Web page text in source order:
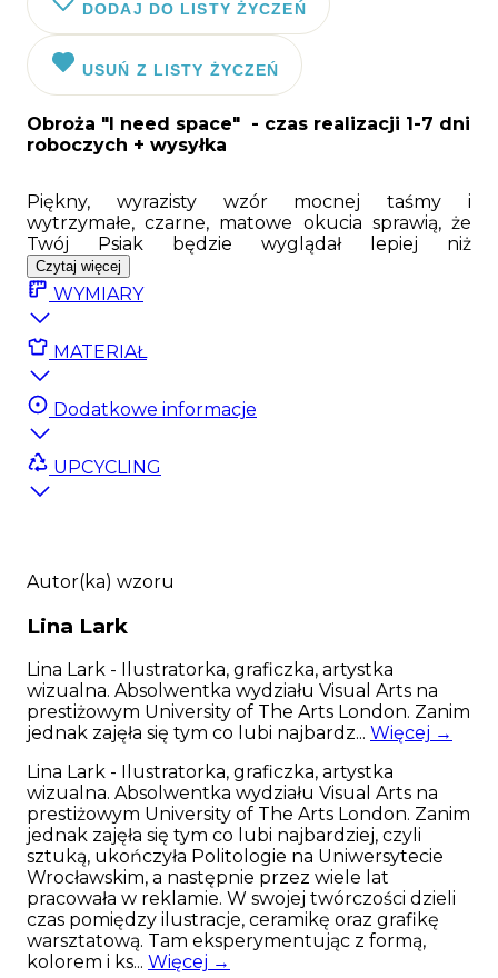
DODAJ DO LISTY ŻYCZEŃ
USUŃ Z LISTY ŻYCZEŃ
Obroża "I need space" - czas realizacji 1-7 dni
roboczych + wysyłka
Piękny, wyrazisty wzór mocnej taśmy i
wytrzymałe, czarne, matowe okucia sprawią, że
Twój Psiak będzie wyglądał lepiej niż
instablogerki:). Nasza obroża to materiały
najwyższej jakości połączone z unikalnym
designem, dostępnym tylko na Psyjaciele.com.
Mocna, specjalna taśma z dwustronnym
nadrukiem, bardzo wytrzymałe okucia firmy
Duraflex, a także super mocna klamra Duraflex
gwarantują długie użytkowanie. Do obroży
dodaliśmy specjalny zaczep na adresówkę lub
numerek.
Wzór I need space to kosmiczne psiaki lewitujące
w gwiezdnym niebie pełnym psich elementów.
kolory przepięknie skomponują się z sierścią
w designerski wzór, a każdy spacer będzie super
wspaniałą ilustratorkę Linę Lark.
Obroża została wykonana ręcznie w Polsce, z
najwyższej jakości materiałów gwarantujących
długie i wygodne użytkowanie. Do obroży możesz
dopasować smycz zwykła lub przepinaną oraz
etui na kupoworki.
PRZED ZAKUPEM ZERKNIJ DO TABELI Z
WYMIARAMI PONIŻEJ CENY I SPRAWDŹ TEŻ
OPCJE DODATKOWE:)Pamiętaj jednak, iż
zgodnie z prawem produkty personalizowane
nie podlegają zwrotom.
Najważniejsze cechy produktu: Kolorowa, dwustronna, bardzo
wytrzymała taśma o szerokości 25mm; Mocne, odporne na
Czytaj więcej
WYMIARY
MATERIAŁ
Dodatkowe informacje
UPCYCLING
Autor(ka) wzoru
Lina Lark
Lina Lark - Ilustratorka, graficzka, artystka
wizualna. Absolwentka wydziału Visual Arts na
prestiżowym University of The Arts London. Zanim
jednak zajęła się tym co lubi najbardz... Więcej →
Lina Lark - Ilustratorka, graficzka, artystka
wizualna. Absolwentka wydziału Visual Arts na
prestiżowym University of The Arts London. Zanim
jednak zajęła się tym co lubi najbardziej, czyli
sztuką, ukończyła Politologie na Uniwersytecie
Wrocławskim, a następnie przez wiele lat
pracowała w reklamie. W swojej twórczości dzieli
czas pomiędzy ilustracje, ceramikę oraz grafikę
warsztatową. Tam eksperymentując z formą,
kolorem i ks... Więcej →